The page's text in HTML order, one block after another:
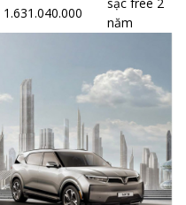
1.631.040.000
sạc free 2
năm